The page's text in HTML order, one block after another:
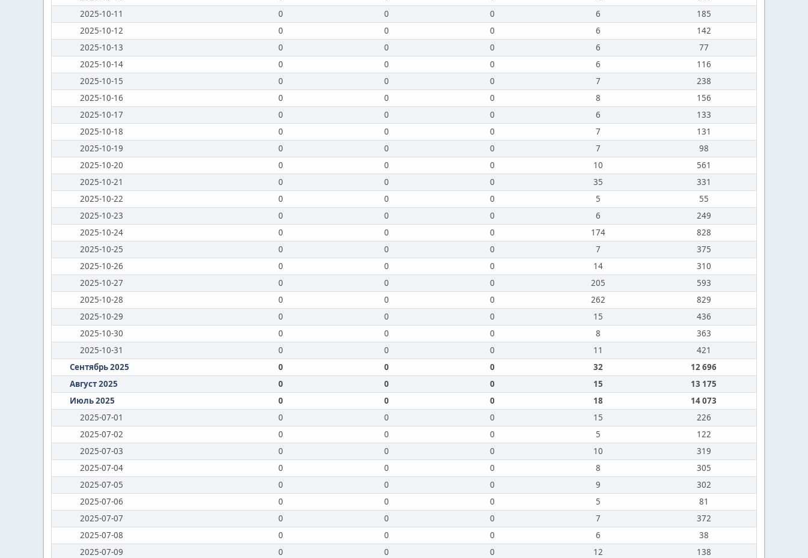
2025-10-11
0 0 0 6
185
2025-10-12
0 0 0 6
142
2025-10-13
0 0 0 6
77
2025-10-14
0 0 0 6
116
2025-10-15
0 0 0 7
238
2025-10-16
0 0 0 8
156
2025-10-17
0 0 0 6
133
2025-10-18
0 0 0 7
131
2025-10-19
0 0 0 7
98
2025-10-20
0 0 0 10
561
2025-10-21
0 0 0 35
331
2025-10-22
0 0 0 5
55
2025-10-23
0 0 0 6
249
2025-10-24
0 0 0 174
828
2025-10-25
0 0 0 7
375
2025-10-26
0 0 0 14
310
2025-10-27
0 0 0 205
593
2025-10-28
0 0 0 262
829
2025-10-29
0 0 0 15
436
2025-10-30
0 0 0 8
363
2025-10-31
0 0 0 11
421
Сентябрь 2025
0 0 0 32
12 696
Август 2025
0 0 0 15
13 175
Июль 2025
0 0 0 18
14 073
2025-07-01
0 0 0 15
226
2025-07-02
0 0 0 5
122
2025-07-03
0 0 0 10
319
2025-07-04
0 0 0 8
305
2025-07-05
0 0 0 9
302
2025-07-06
0 0 0 5
81
2025-07-07
0 0 0 7
372
2025-07-08
0 0 0 6
38
2025-07-09
0 0 0 12
138